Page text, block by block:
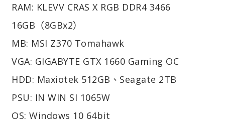
RAM: KLEVV CRAS X RGB DDR4 3466
16GB（8GBx2）
MB: MSI Z370 Tomahawk
VGA: GIGABYTE GTX 1660 Gaming OC
HDD: Maxiotek 512GB、Seagate 2TB
PSU: IN WIN SI 1065W
OS: Windows 10 64bit